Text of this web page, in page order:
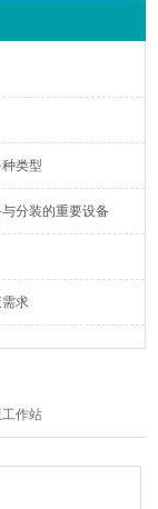
类型
分装的重要设备
求
作站